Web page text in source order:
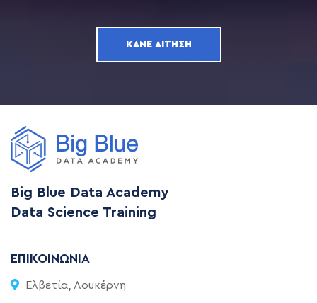
ΚΆΝΕ ΑΊΤΗΣΗ
Big Blue Data Academy
Data Science Training
ΕΠΙΚΟΙΝΩΝΊΑ
Ελβετία, Λουκέρνη